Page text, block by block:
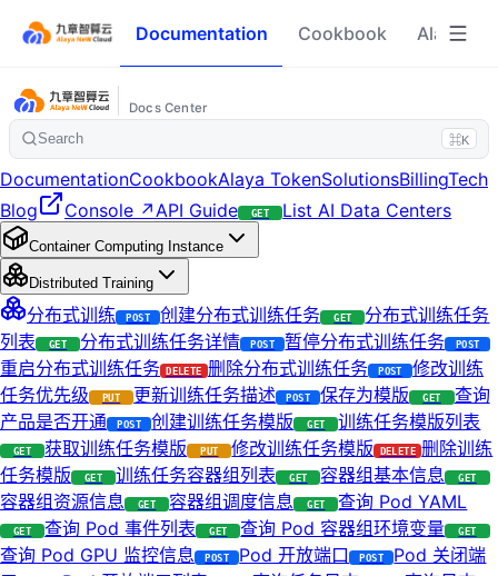
Documentation Cookbook Alaya
Docs Center
Search ⌘K
DocumentationCookbookAlaya TokenSolutionsBillingTech
Blog
Console ↗ API Guide GET List AI Data Centers
Container Computing Instance
Distributed Training
分布式训练 POST 创建分布式训练任务 GET
分布式训练任务
列表
GET 分布式训练任务详情 POST 暂停分布式训练任务 POST
重启分布式训练任务 DELETE 删除分布式训练任务 POST
修改训练
任务优先级
PUT 更新训练任务描述 POST 保存为模版 GET
查询
产品是否开通
POST 创建训练任务模版 GET 训练任务模版列表
GET 获取训练任务模版 PUT 修改训练任务模版 DELETE 删除训练
任务模版
GET 训练任务容器组列表 GET 容器组基本信息 GET
容器组资源信息 GET 容器组调度信息 GET 查询 Pod YAML
GET 查询 Pod 事件列表 GET 查询 Pod 容器组环境变量 GET
查询 Pod GPU 监控信息 POST Pod 开放端口 POST
Pod 关闭端